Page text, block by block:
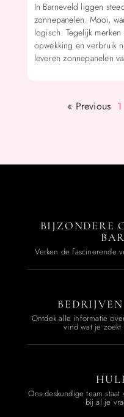
In Barneveld liggen
zonnepanelen. Mooi,
logisch. Tegelijk
opwekking en verbruik
leveren zonnepanelen
« Previous 1
BIJZONDERE
Verken de fascinerende
Ontdek alle informatie
vind wat je
Ons deskundige team
bij al je